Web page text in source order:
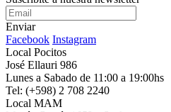
Enviar
Facebook Instagram
Local Pocitos
José Ellauri 986
Lunes a Sabado de 11:00 a 19:00hs
Tel: (+598) 2 708 2240
Local MAM